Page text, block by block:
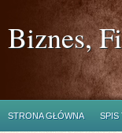
Biznes,
STRONA GŁÓWNA SPIS